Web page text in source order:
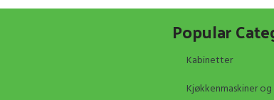
Popular
Kabinetter
Kjøkkenmaskiner